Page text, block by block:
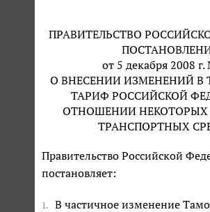
ПРАВИТЕЛЬСТВО
от 5 декабря 2008 г.
О ВНЕСЕНИИ ИЗМЕНЕНИЙ
ТАРИФ РОССИЙСКОЙ
ОТНОШЕНИИ
ТРАНСПОРТНЫХ
Правительство Российской
постановляет:
1. В частичное изменение